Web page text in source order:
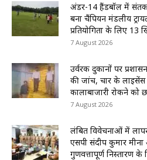
अंडर-14 हैंडबॉल में
बना चैंपियन मंडलीय
प्रतियोगिता के लिए 13
7 August 2026
उर्वरक दुकानों पर प्रशासन
की जांच, चार के
कालाबाजारी रोकने को
7 August 2026
लंबित विवेचनाओं में
एसपी संदीप कुमार
गुणवत्तापूर्ण निस्तारण के